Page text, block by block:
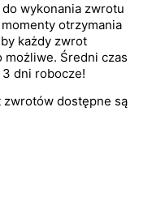
wykonania zwrotu
otrzymania
każdy zwrot
Średni czas
dni robocze!
zwrotów dostępne są